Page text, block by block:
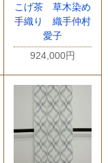
こげ茶 草木染め
手織り 織手仲村
愛子
924,000円